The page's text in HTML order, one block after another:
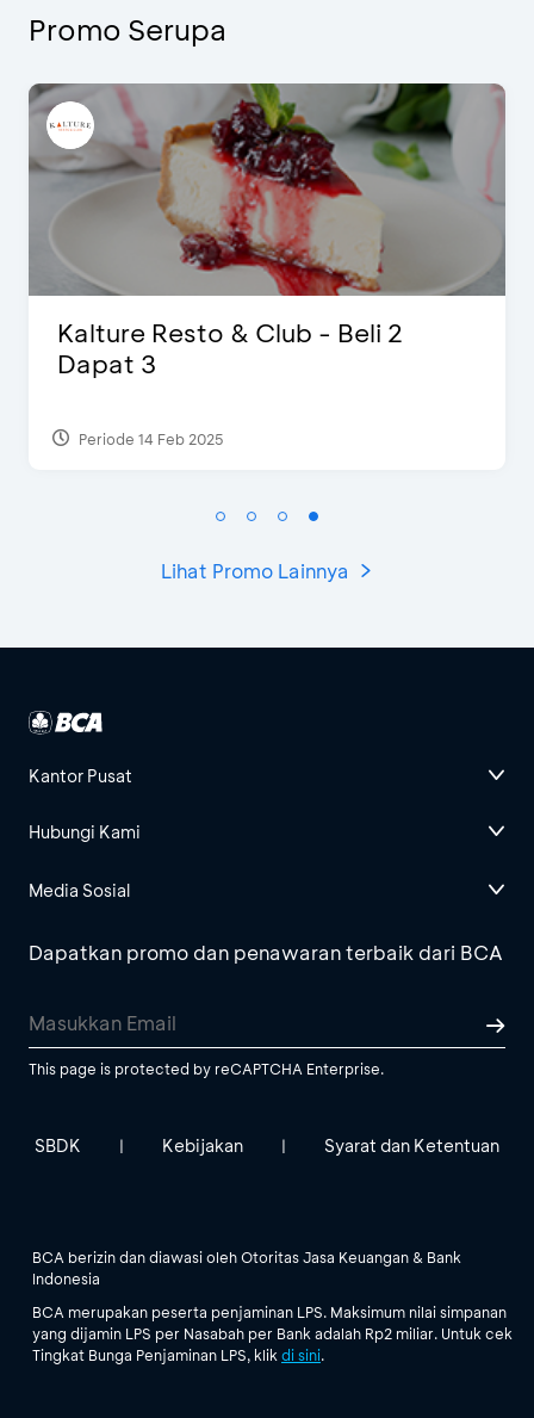
Promo Serupa
D’Cost - Diskon 50% Makanan &
Ekstra 2 Minuman
Periode 17 Sep 2023
Lihat Promo Lainnya
Kantor Pusat
Hubungi Kami
Media Sosial
Dapatkan promo dan penawaran terbaik dari BCA
This page is protected by reCAPTCHA Enterprise.
SBDK | Kebijakan | Syarat dan Ketentuan
BCA berizin dan diawasi oleh Otoritas Jasa Keuangan & Bank
Indonesia
BCA merupakan peserta penjaminan LPS. Maksimum nilai simpanan
yang dijamin LPS per Nasabah per Bank adalah Rp2 miliar. Untuk cek
Tingkat Bunga Penjaminan LPS, klik di sini.